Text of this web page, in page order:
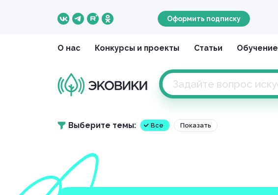
Оформить подписку
О нас Конкурсы и проекты Статьи Обучение
Выберите темы: Все Показать